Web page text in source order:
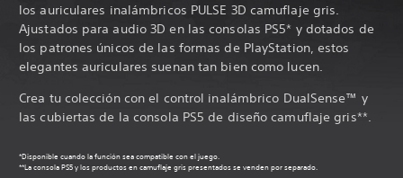
los auriculares inalámbricos PULSE 3D camuflaje gris.
Ajustados para audio 3D en las consolas PS5* y dotados de
los patrones únicos de las formas de PlayStation, estos
elegantes auriculares suenan tan bien como lucen.
Crea tu colección con el control inalámbrico DualSense™ y
las cubiertas de la consola PS5 de diseño camuflaje gris**.
*Disponible cuando la función sea compatible con el juego.
**La consola PS5 y los productos en camuflaje gris presentados se venden por separado.